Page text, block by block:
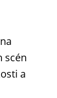
scén
a